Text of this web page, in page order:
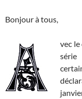
Bonjour à tous,
vec le